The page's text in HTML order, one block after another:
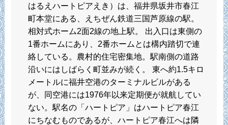
はるえハートピアえき）は、福井県坂井市春江
町本堂にある、えちぜん鉄道三国芦原線の駅。
相対式ホーム2面2線の地上駅。 出入口は東側の
1番ホームにあり、2番ホームとは構内踏切で連
絡している。農村的住宅密集地。駅南側の道路
沿いにはしばらく町並みが続く。 東へ約1.5キロ
メートルに福井空港のターミナルビルがある
が、同空港には1976年以来定期便が就航してい
ない。駅名の「ハートピア」はハートピア春江
にちなむものであるが、ハートピア春江へは隣